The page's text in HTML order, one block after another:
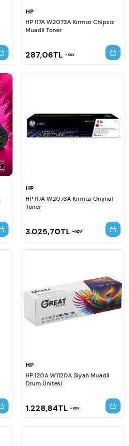
HP
HP 117A W2073A Kırmızı Chipsiz
Muadil Toner
287,06TL KDV
HP
HP 117A W2073A Kırmızı Orijinal
Toner
3.025,70TL KDV
HP
HP 120A W1120A Siyah Muadil
Drum Ünitesi
1.228,84TL KDV